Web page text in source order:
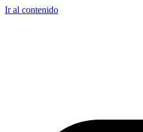
Ir al contenido